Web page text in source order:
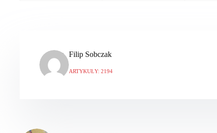
Filip Sobczak
ARTYKUŁY: 2194